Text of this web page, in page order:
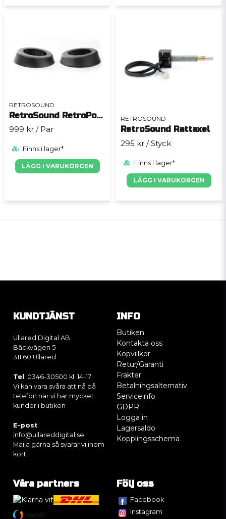
RETROSOUND
RetroSound RetroPod R-Pod6
999 kr / Par
Finns i lager*
LÄGG I VARUKORGEN
RETROSOUND
RetroSound Rattaxel
295 kr / Styck
Finns i lager*
LÄGG I VARUKORGEN
KUNDTJÄNST
Ullared Digital AB
Bäckvägen 5
311 60 Ullared
Tel : 0346-30500 kl. 14-17
Vi kan vara svåra att nå på
telefon när vi har mycket
kunder i butiken
E-post:
info@ullareddigital.se
Maila gärna så svarar vi inom
kort.
INFO
Butiken
Kontakta oss
Köpvillkor
Retur/Garanti
Frakter
Betalningsalternativ
Serviceinfo
GDPR
Logga in
Lagersaldo
Kopplingsschema
Våra partners Följ oss
Facebook
Instagram